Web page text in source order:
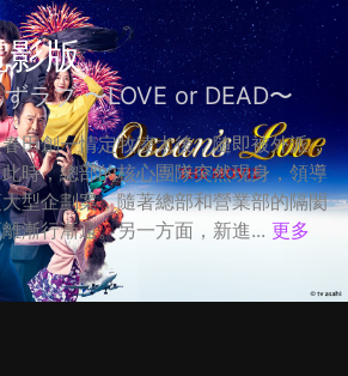
影版
ラブ 〜LOVE or DEAD〜
田創一情定牧凌太後，隨即被外派，
時，總部的核心團隊突然現身，領導
型企劃案，隨著總部和營業部的隔閡
漸行漸遠。另一方面，新進... 更多